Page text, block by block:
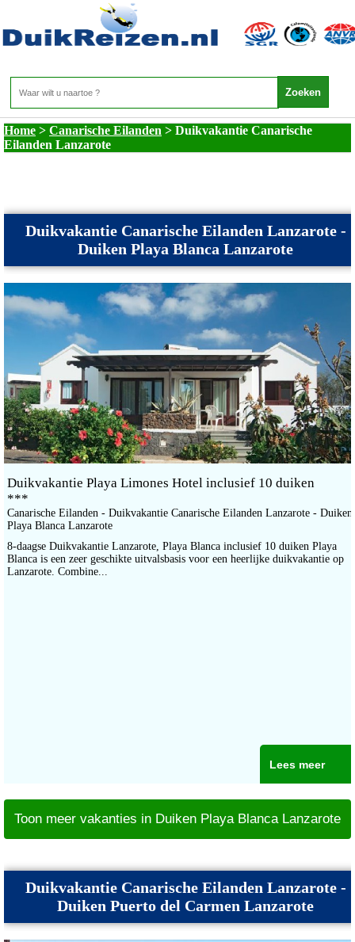
Canarische Eilanden - Duikvakantie Canarische
Home > Canarische Eilanden > Duikvakantie Canarische
Eilanden Lanzarote
Duikvakantie Canarische Eilanden Lanzarote -
Duiken Playa Blanca Lanzarote
Duikvakantie Playa Limones Hotel inclusief 10 duiken
***
Canarische Eilanden - Duikvakantie Canarische Eilanden Lanzarote - Duiken
Playa Blanca Lanzarote
8-daagse Duikvakantie Lanzarote, Playa Blanca inclusief 10 duiken Playa
Blanca is een zeer geschikte uitvalsbasis voor een heerlijke duikvakantie op
Lanzarote. Combine...
Lees meer
Toon meer vakanties in Duiken Playa Blanca Lanzarote
Duikvakantie Canarische Eilanden Lanzarote -
Duiken Puerto del Carmen Lanzarote